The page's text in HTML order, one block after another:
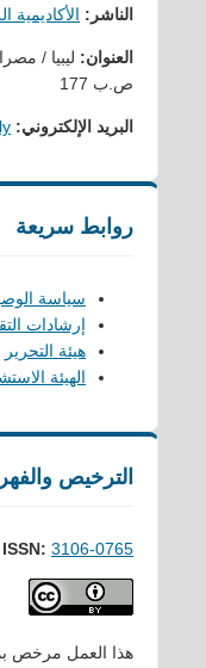
الناشر: الأكاديمية
العنوان: ليبيا /
ص.ب 177
البريد الإلكتروني:
روابط سريعة
سياسة
إرشادات
هيئة التحرير
الهيئة
الترخيص
ISSN: 3106-0765
هذا العمل مرخص